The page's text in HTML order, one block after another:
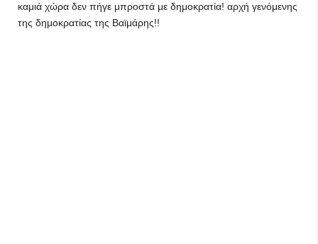
καμιά χώρα δεν πήγε μπροστά με δημοκρατία! αρχή γενόμενης
της δημοκρατίας της Βαϊμάρης!!